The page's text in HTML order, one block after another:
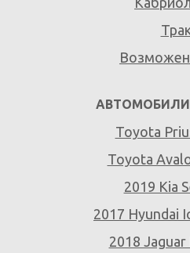
Возможен
АВТОМОБИЛИ
Toyota
Toyota
2019 Kia
2017 Hyundai
2018 Jaguar